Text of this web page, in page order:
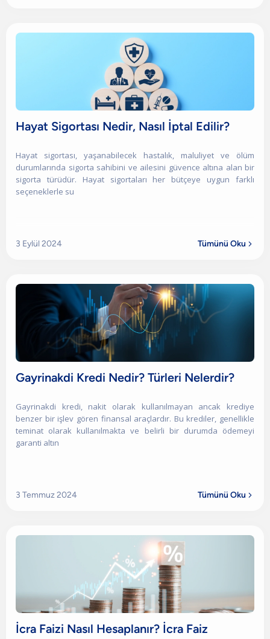
Hayat Sigortası Nedir, Nasıl İptal Edilir?
Hayat sigortası, yaşanabilecek hastalık, maluliyet ve ölüm
durumlarında sigorta sahibini ve ailesini güvence altına alan bir
sigorta türüdür. Hayat sigortaları her bütçeye uygun farklı
seçeneklerle su
3 Eylül 2024 Tümünü Oku 
Gayrinakdi Kredi Nedir? Türleri Nelerdir?
Gayrinakdi kredi, nakit olarak kullanılmayan ancak krediye
benzer bir işlev gören finansal araçlardır. Bu krediler, genellikle
teminat olarak kullanılmakta ve belirli bir durumda ödemeyi
garanti altın
3 Temmuz 2024 Tümünü Oku 
İcra Faizi Nasıl Hesaplanır? İcra Faiz